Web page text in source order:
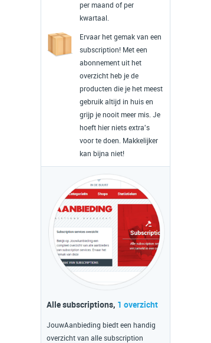
per maand of per
kwartaal.
Ervaar het gemak van een
subscription! Met een
abonnement uit het
overzicht heb je de
producten die je het meest
gebruik altijd in huis en
grijp je nooit meer mis. Je
hoeft hier niets extra's
voor te doen. Makkelijker
kan bijna niet!
Alle subscriptions, 1 overzicht
JouwAanbieding biedt een handig
overzicht van alle subscription